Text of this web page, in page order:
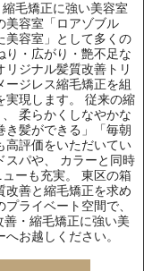
毛矯正に強い美容室
美容室「ロアゾブル
美容室」として多くの
り・広がり・艶不足な
リジナル髪質改善トリ
ージレス縮毛矯正を組
実現します。 従来の縮
柔らかくしなやかな
き髪ができる」「毎朝
高評価をいただいてい
スパや、 カラーと同時
ーも充実。 東区の箱
改善と縮毛矯正を求め
ライベート空間で、
善・縮毛矯正に強い美
お越しください。